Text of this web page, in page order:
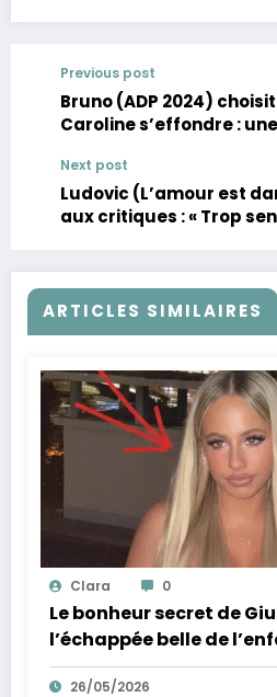
Previous post
Bruno (ADP 2024)
Caroline s’effondre :
Next post
Ludovic (L’amour est
aux critiques : « Trop
ARTICLES SIMILAIRES
Clara 0
Le bonheur secret de
l’échappée belle de
des tumultes familiaux.
26/05/2026